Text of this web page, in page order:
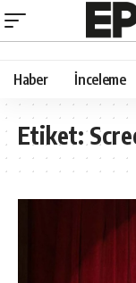
Haber İnceleme
Etiket: